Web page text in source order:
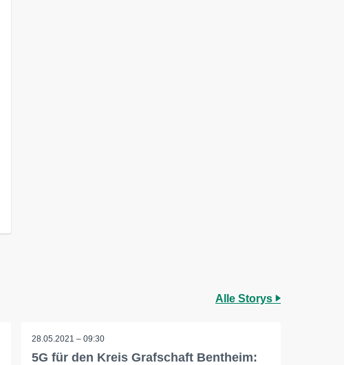
Alle Storys
28.05.2021 – 09:30
5G für den Kreis Grafschaft Bentheim: